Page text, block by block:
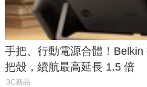
手把、行動電源合體！
把殼，續航最高延長 1.5 倍
3C新品